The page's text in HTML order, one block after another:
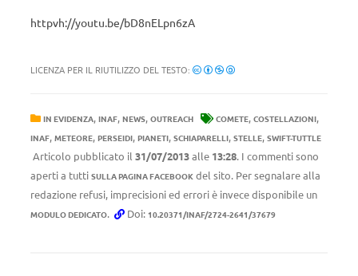
httpvh://youtu.be/bD8nELpn6zA
LICENZA PER IL RIUTILIZZO DEL TESTO:
IN EVIDENZA, INAF, NEWS, OUTREACH COMETE, COSTELLAZIONI,
INAF, METEORE, PERSEIDI, PIANETI, SCHIAPARELLI, STELLE, SWIFT-TUTTLE
Articolo pubblicato il 31/07/2013alle 13:28. I commenti sono
aperti a tutti SULLA PAGINA FACEBOOK del sito. Per segnalare alla
redazione refusi, imprecisioni ed errori è invece disponibile un
MODULO DEDICATO. Doi: 10.20371/INAF/2724-2641/37679